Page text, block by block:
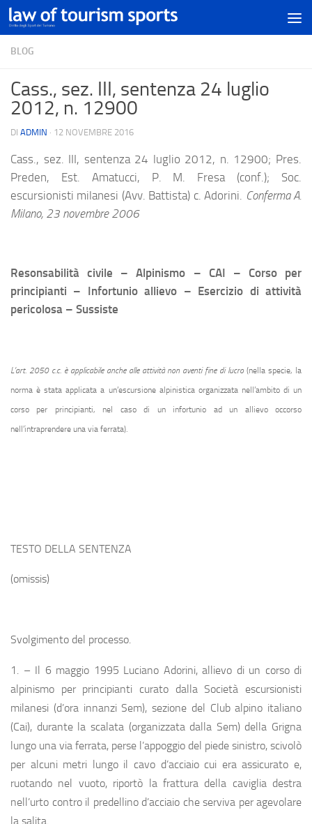
BLOG
Cass., sez. III, sentenza 24 luglio
2012, n. 12900
DI ADMIN · 12 NOVEMBRE 2016
Cass., sez. III, sentenza 24 luglio 2012, n. 12900; Pres.
Preden, Est. Amatucci, P. M. Fresa (conf.); Soc.
escursionisti milanesi (Avv. Battista) c. Adorini. Conferma A.
Milano, 23 novembre 2006
Resonsabilità civile – Alpinismo – CAI – Corso per
principianti – Infortunio allievo – Esercizio di attività
pericolosa – Sussiste
L’art. 2050 c.c. è applicabile anche alle attività non aventi fine di lucro (nella specie, la
norma è stata applicata a un’escursione alpinistica organizzata nell’ambito di un
corso per principianti, nel caso di un infortunio ad un allievo occorso
nell’intraprendere una via ferrata).
TESTO DELLA SENTENZA
(omissis)
Svolgimento del processo.
1. – Il 6 maggio 1995 Luciano Adorini, allievo di un corso di
alpinismo per principianti curato dalla Società escursionisti
milanesi (d’ora innanzi Sem), sezione del Club alpino italiano
(Cai), durante la scalata (organizzata dalla Sem) della Grigna
lungo una via ferrata, perse l’appoggio del piede sinistro, scivolò
per alcuni metri lungo il cavo d’acciaio cui era assicurato e,
ruotando nel vuoto, riportò la frattura della caviglia destra
nell’urto contro il predellino d’acciaio che serviva per agevolare
la salita.